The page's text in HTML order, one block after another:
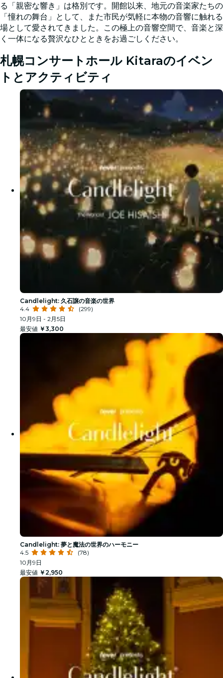
る「親密な響き」は格別です。開館以来、地元の音楽家たちの
「憧れの舞台」として、また市民が気軽に本物の音響に触れる
場として愛されてきました。この極上の音響空間で、音楽と深
く一体になる贅沢なひとときをお過ごしください。
札幌コンサートホール Kitaraのイベン
トとアクティビティ
Candlelight: 久石譲の音楽の世界
4.4
(299)
10月9日 - 2月5日
最安値 ￥3,300
Candlelight: 夢と魔法の世界のハーモニー
4.5
(78)
10月9日
最安値 ￥2,950